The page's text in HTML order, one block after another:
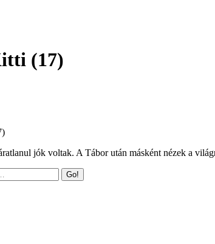
(17)
jók voltak. A Tábor után másként nézek a